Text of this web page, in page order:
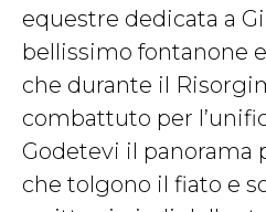
equestre dedicata a
bellissimo fontanone
che durante il
combattuto per
Godetevi il panorama
che tolgono il fiato e